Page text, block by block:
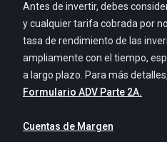
Antes de invertir, debes
y cualquier tarifa cobrada por
tasa de rendimiento de las
ampliamente con el tiempo,
a largo plazo. Para más
Formulario ADV Parte 2A.
Cuentas de Margen